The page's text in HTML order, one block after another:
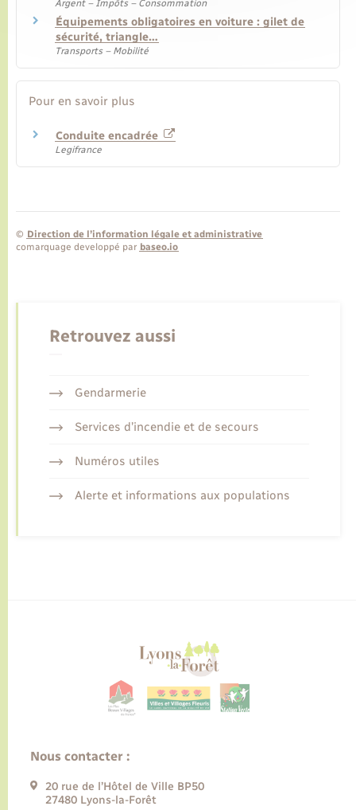
Argent – Impôts – Consommation
Équipements obligatoires en voiture : gilet de
sécurité, triangle…
Transports – Mobilité
Pour en savoir plus
Conduite encadrée
Legifrance
© Direction de l’information légale et administrative
comarquage developpé par baseo.io
Retrouvez aussi
Gendarmerie
Services d’incendie et de secours
Numéros utiles
Alerte et informations aux populations
Nous contacter :
20 rue de l’Hôtel de Ville BP50
27480 Lyons-la-Forêt